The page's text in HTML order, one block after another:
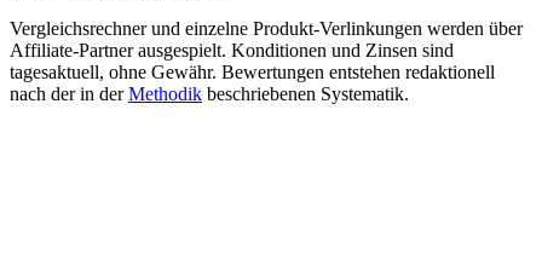
Vergleichsrechner und einzelne Produkt-Verlinkungen werden über
Affiliate-Partner ausgespielt. Konditionen und Zinsen sind
tagesaktuell, ohne Gewähr. Bewertungen entstehen redaktionell
nach der in derMethodik beschriebenen Systematik.